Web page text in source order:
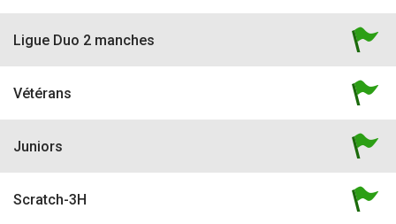
Ligue Duo 2 manches
Vétérans
Juniors
Scratch-3H